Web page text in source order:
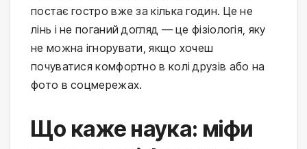
постає гостро вже за кілька годин. Це не
лінь і не поганий догляд — це фізіологія, яку
не можна ігнорувати, якщо хочеш
почуватися комфортно в колі друзів або на
фото в соцмережах.
Що каже наука: міфи